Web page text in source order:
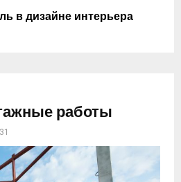
в дизайне интерьера
работы